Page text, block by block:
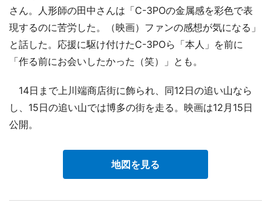
さん。人形師の田中さんは「C-3POの金属感を彩色で表
現するのに苦労した。（映画）ファンの感想が気になる」
と話した。応援に駆け付けたC-3POら「本人」を前に
「作る前にお会いしたかった（笑）」とも。
14日まで上川端商店街に飾られ、同12日の追い山なら
し、15日の追い山では博多の街を走る。映画は12月15日
公開。
地図を見る